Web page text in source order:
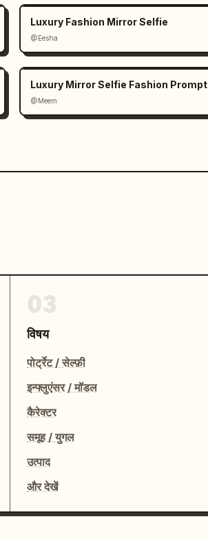
Luxury Fashion Mirror Selfie
@Eesha
Luxury Mirror Selfie Fashion Prompt
@Meem
विषय
पोर्ट्रेट / सेल्फ़ी
इन्फ्लुएंसर / मॉडल
कैरेक्टर
समूह / युगल
उत्पाद
और देखें